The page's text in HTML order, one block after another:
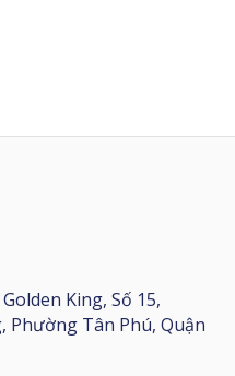
King, Số 15,
Tân Phú, Quận